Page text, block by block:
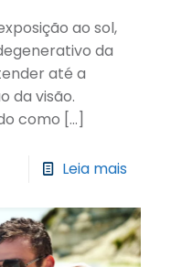
ao sol,
da
até a
da visão.
como […]
Leia mais